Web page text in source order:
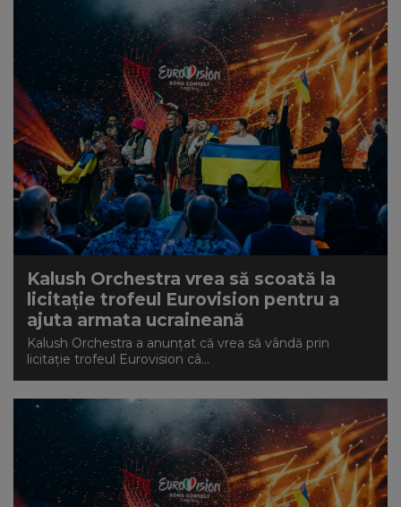
Kalush Orchestra vrea să scoată la
licitaţie trofeul Eurovision pentru a
ajuta armata ucraineană
Kalush Orchestra a anunţat că vrea să vândă prin
licitaţie trofeul Eurovision câ...